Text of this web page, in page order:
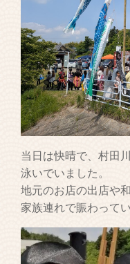
当日は快晴で、村田
泳いでいました。
地元のお店の出店や
家族連れで賑わって